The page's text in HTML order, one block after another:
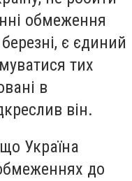
обмеження
є єдиний
тих
в
він.
Україна
до